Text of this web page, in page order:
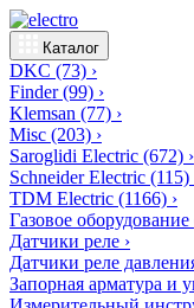
Каталог
DKC (73) ›
Finder(99) ›
Klemsan (77) ›
Misc (203) ›
Saroglidi Electric (672) ›
Schneider Electric (115)
TDM Electric (1166) ›
Газовое оборудование
Датчики реле ›
Датчики реле
Запорная арматура и